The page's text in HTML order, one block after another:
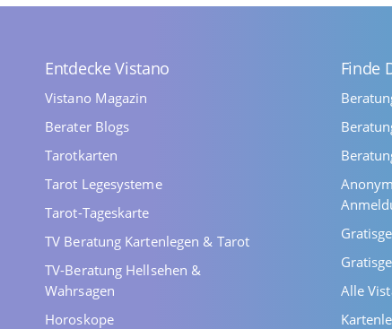
Entdecke Vistano
Vistano Magazin
Berater Blogs
Tarotkarten
Tarot Legesysteme
Tarot-Tageskarte
TV Beratung Kartenlegen & Tarot
TV-Beratung Hellsehen &
Wahrsagen
Horoskope
Finde
Alle